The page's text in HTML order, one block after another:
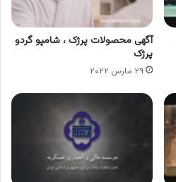
آگهی محصولات پرژک ، شامپو گردو
پرژک
۲۹ مارس ۲۰۲۲